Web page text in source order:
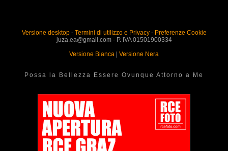
Versione desktop- Termini di utilizzo e Privacy- Preferenze Cookie
juza.ea@gmail.com - P. IVA 01501900334
Versione Bianca
Versione Nera
Possa la Bellezza Essere Ovunque Attorno a Me